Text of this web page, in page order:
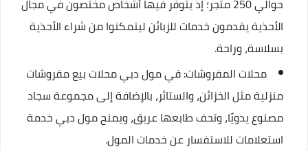
حوالي 250 متجر؛ إذ يتوفر فيها أشخاص مختصون في مجال
الأحذية يقدمون خدمات للزبائن ليتمكنوا من شراء الأحذية
بسلاسة، وراحة.
محلات المفروشات: في مول دبي محلات بيع مفروشات
منزلية مثل الخزائن، والستائر، بالإضافة إلى مجموعة سجاد
مصنوع يدويًا، وتحف طابعها عريق، ويمنح مول دبي خدمة
استعلامات للاستفسار عن خدمات المول.